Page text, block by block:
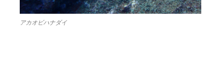
アカオビハナダイ